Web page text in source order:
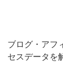
ブログ・アフ
セスデータを